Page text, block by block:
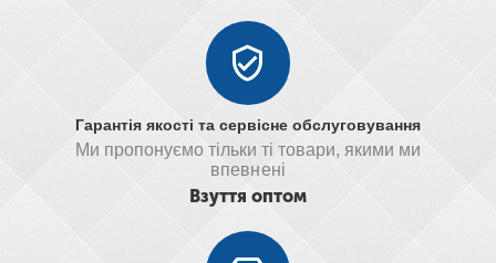
Гарантія якості та сервісне обслуговування
Ми пропонуємо тільки ті товари, якими ми
впевнені
Взуття оптом